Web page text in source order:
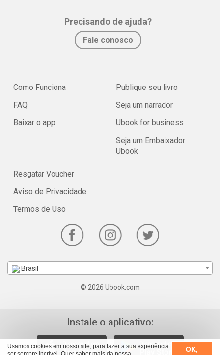
Usamos cookies em nosso site, para fazer a sua experiência
ser sempre incrível. Quer saber mais da nossa
OK,
Precisando de ajuda?
Fale conosco
Como Funciona
FAQ
Baixar o app
Publique seu livro
Seja um narrador
Ubook for business
Seja um Embaixador
Ubook
Resgatar Voucher
Aviso de Privacidade
Termos de Uso
Brasil
© 2026 Ubook.com
Instale o aplicativo: